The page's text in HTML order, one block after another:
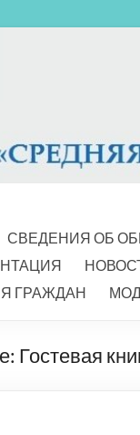
4
СВЕДЕНИЯ ОБ
ГРАЖДАН
Гостевая